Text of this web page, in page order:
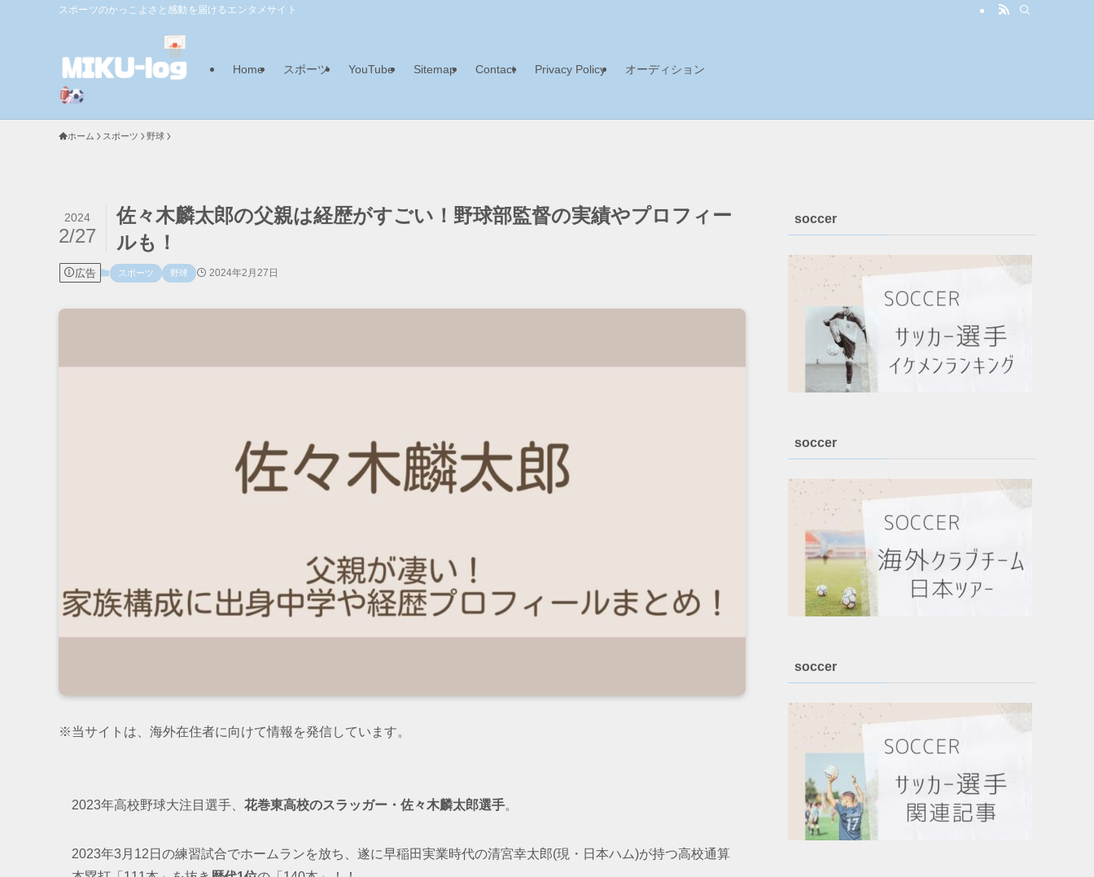
スポーツのかっこよさと感動を届けるエンタメサイト
Home スポーツ YouTube Sitemap Contact Privacy Policy オーディション
ホーム スポーツ 野球
佐々木麟太郎の父親は経歴がすごい！野球部監督の実績やプロフィー
ルも！
2024
2/27
広告 スポーツ 野球 2024年2月27日
※当サイトは、海外在住者に向けて情報を発信しています。
2023年高校野球大注目選手、 花巻東高校のスラッガー・佐々木麟太郎選手。
2023年3月12日の練習試合でホームランを放ち、遂に早稲田実業時代の清宮幸太郎(現・日本ハム)が持つ高校通算
soccer
soccer
soccer